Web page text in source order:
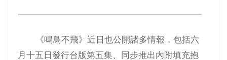
《鳴鳥不飛》近日也公開諸多情報，包括六
月十五日發行台版第五集、同步推出內附填充抱